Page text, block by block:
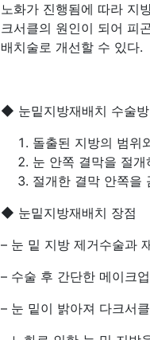
노화가 진행됨에 따라 지
크서클의 원인이 되어 피
배치술로 개선할 수 있다.
◆ 눈밑지방재배치 수술방
돌출된 지방의 범위
눈 안쪽 결막을 절
절개한 결막 안쪽을
◆ 눈밑지방재배치 장점
– 눈 밑 지방 제거수술과
– 수술 후 간단한 메이크
– 눈 밑이 밝아져 다크서